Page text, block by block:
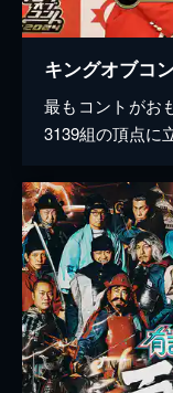
キングオブコ
最もコントがお
3139組の頂点に